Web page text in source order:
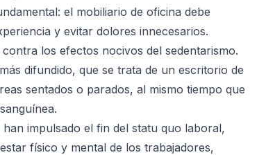
el mobiliario de oficina debe
y evitar dolores innecesarios.
los efectos nocivos del sedentarismo.
difundido, que se trata de un escritorio de
sentados o parados, al mismo tiempo que
impulsado el fin del statu quo laboral,
físico y mental de los trabajadores,